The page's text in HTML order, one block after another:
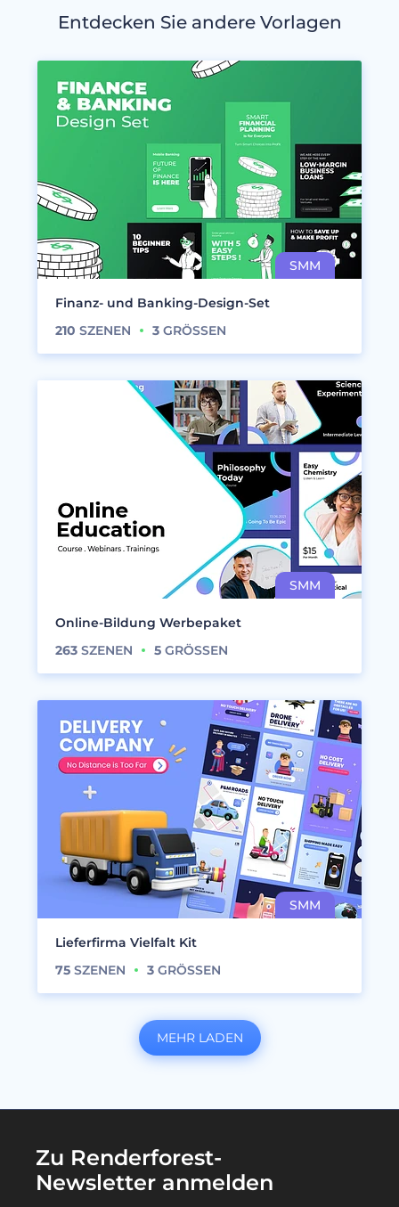
Entdecken Sie andere Vorlagen
Finanz- und Banking-Design-Set
210 SZENEN 3 GRÖSSEN
Online-Bildung Werbepaket
263 SZENEN 5 GRÖSSEN
Lieferfirma Vielfalt Kit
75 SZENEN 3 GRÖSSEN
MEHR LADEN
Zu Renderforest-
Newsletter anmelden